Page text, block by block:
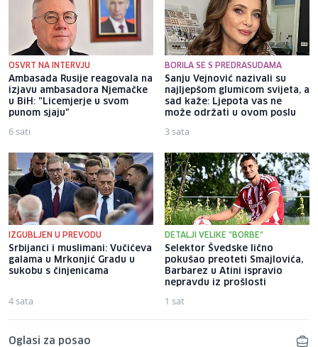
OSVRT NA INTERVJU
Ambasada Rusije reagovala na
izjavu ambasadora Njemačke
u BiH: "Licemjerje u svom
punom sjaju"
6 sati
BORILA SE S PREDRASUDAMA
Sanju Vejnović nazivali su
najljepšom glumicom svijeta, a
sad kaže: Ljepota vas ne
može održati u ovom poslu
3 sata
IZGUBLJEN U PREVODU
Srbijanci i muslimani: Vučićeva
galama u Mrkonjić Gradu u
sukobu s činjenicama
4 sata
DETALJI VELIKE "BORBE"
Selektor Švedske lično
pokušao preoteti Smajlovića,
Barbarez u Atini ispravio
nepravdu iz prošlosti
1 sat
Oglasi za posao